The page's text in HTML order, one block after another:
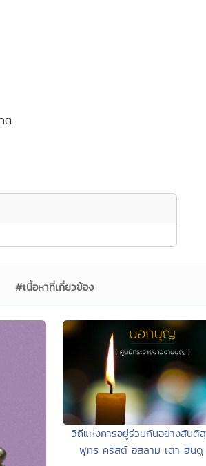
ติ
#เนื้อหาที่เกี่ยวข้อง
วิถีแห่งการอยู่ร่วมกันอย่างสันติ
พุทธ คริสต์ อิสลาม เต่า ฮิน